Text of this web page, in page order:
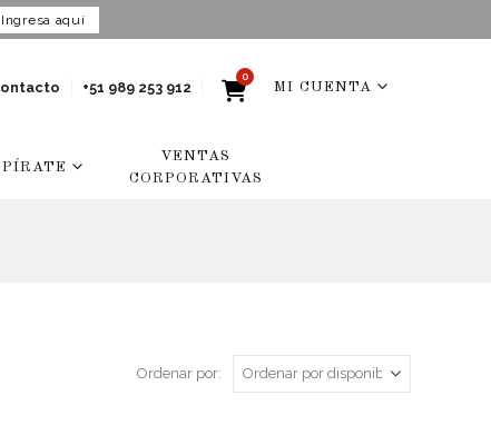
Ingresa aquí
+51 989 253 912
0
MI CUENTA
VENTAS
CORPORATIVAS
Ordenar por: